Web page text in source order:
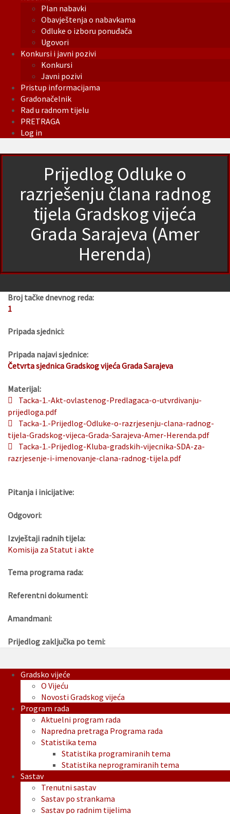
Plan nabavki
Obavještenja o nabavkama
Odluke o izboru ponuđača
Ugovori
Konkursi i javni pozivi
Konkursi
Javni pozivi
Pristup informacijama
Gradonačelnik
Rad u radnom tijelu
PRETRAGA
Log in
Prijedlog Odluke o
razrješenju člana radnog
tijela Gradskog vijeća
Grada Sarajeva (Amer
Herenda)
Broj tačke dnevnog reda:
1
Pripada sjednici:
Pripada najavi sjednice:
Četvrta sjednica Gradskog vijeća Grada Sarajeva
Materijal:
Tacka-1.-Akt-ovlastenog-Predlagaca-o-utvrdivanju-
prijedloga.pdf
Tacka-1.-Prijedlog-Odluke-o-razrjesenju-clana-radnog-
tijela-Gradskog-vijeca-Grada-Sarajeva-Amer-Herenda.pdf
Tacka-1.-Prijedlog-Kluba-gradskih-vijecnika-SDA-za-
razrjesenje-i-imenovanje-clana-radnog-tijela.pdf
Pitanja i inicijative:
Odgovori:
Izvještaji radnih tijela:
Komisija za Statut i akte
Tema programa rada:
Referentni dokumenti:
Amandmani:
Prijedlog zaključka po temi:
Gradsko vijeće
O Vijeću
Novosti Gradskog vijeća
Program rada
Aktuelni program rada
Napredna pretraga Programa rada
Statistika tema
Statistika programiranih tema
Statistika neprogramiranih tema
Sastav
Trenutni sastav
Sastav po strankama
Sastav po radnim tijelima